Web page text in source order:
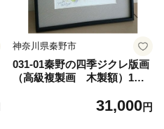
神奈川県秦野市
031-01秦野の四季ジクレ版画
（高級複製画 木製額）1枚
に納められています）全体の
31,000円